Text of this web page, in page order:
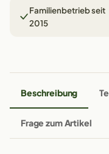
Familienbetrieb seit
2015
Beschreibung
Frage zum Artikel